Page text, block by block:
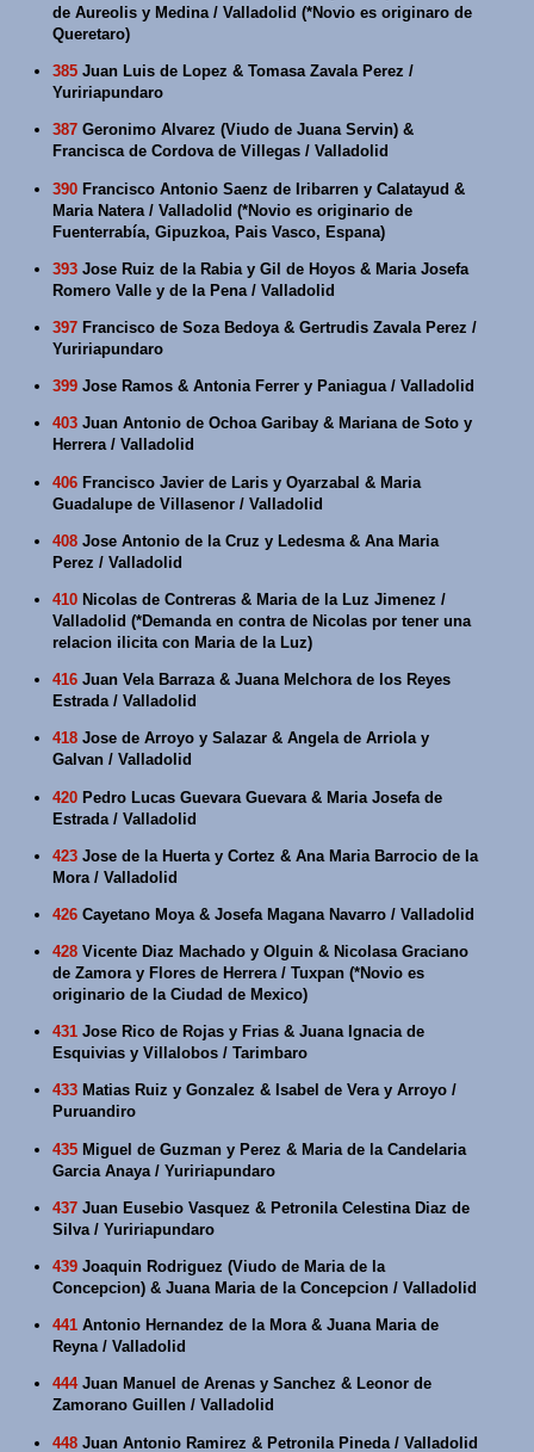
de Aureolis y Medina / Valladolid (*Novio es originaro de
Queretaro)
385 Juan Luis de Lopez & Tomasa Zavala Perez /
Yuririapundaro
387 Geronimo Alvarez (Viudo de Juana Servin) &
Francisca de Cordova de Villegas / Valladolid
390 Francisco Antonio Saenz de Iribarren y Calatayud &
Maria Natera / Valladolid (*Novio es originario de
Fuenterrabía, Gipuzkoa, Pais Vasco, Espana)
393 Jose Ruiz de la Rabia y Gil de Hoyos & Maria Josefa
Romero Valle y de la Pena / Valladolid
397 Francisco de Soza Bedoya & Gertrudis Zavala Perez /
Yuririapundaro
399 Jose Ramos & Antonia Ferrer y Paniagua / Valladolid
403 Juan Antonio de Ochoa Garibay & Mariana de Soto y
Herrera / Valladolid
406 Francisco Javier de Laris y Oyarzabal & Maria
Guadalupe de Villasenor / Valladolid
408 Jose Antonio de la Cruz y Ledesma & Ana Maria
Perez / Valladolid
410 Nicolas de Contreras & Maria de la Luz Jimenez /
Valladolid (*Demanda en contra de Nicolas por tener una
relacion ilicita con Maria de la Luz)
416 Juan Vela Barraza & Juana Melchora de los Reyes
Estrada / Valladolid
418 Jose de Arroyo y Salazar & Angela de Arriola y
Galvan / Valladolid
420 Pedro Lucas Guevara Guevara & Maria Josefa de
Estrada / Valladolid
423 Jose de la Huerta y Cortez & Ana Maria Barrocio de la
Mora / Valladolid
426 Cayetano Moya & Josefa Magana Navarro / Valladolid
428 Vicente Diaz Machado y Olguin & Nicolasa Graciano
de Zamora y Flores de Herrera / Tuxpan (*Novio es
originario de la Ciudad de Mexico)
431 Jose Rico de Rojas y Frias & Juana Ignacia de
Esquivias y Villalobos / Tarimbaro
433 Matias Ruiz y Gonzalez & Isabel de Vera y Arroyo /
Puruandiro
435 Miguel de Guzman y Perez & Maria de la Candelaria
Garcia Anaya / Yuririapundaro
437 Juan Eusebio Vasquez & Petronila Celestina Diaz de
Silva / Yuririapundaro
439 Joaquin Rodriguez (Viudo de Maria de la
Concepcion) & Juana Maria de la Concepcion / Valladolid
441 Antonio Hernandez de la Mora & Juana Maria de
Reyna / Valladolid
444Juan Manuel de Arenas y Sanchez & Leonor de
Zamorano Guillen / Valladolid
448 Juan Antonio Ramirez & Petronila Pineda / Valladolid